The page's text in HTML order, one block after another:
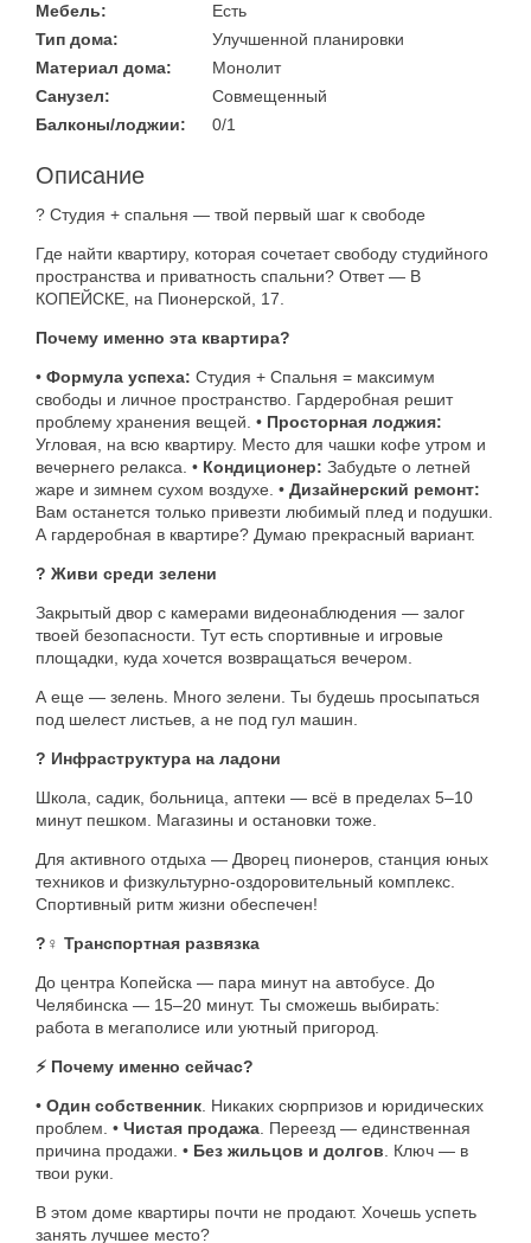
Мебель:
Есть
Тип дома:
Улучшенной планировки
Материал дома:
Монолит
Санузел:
Совмещенный
Балконы/лоджии:
0/1
Описание
? Студия + спальня — твой первый шаг к свободе
Где найти квартиру, которая сочетает свободу студийного
пространства и приватность спальни? Ответ — В
КОПЕЙСКЕ, на Пионерской, 17.
Почему именно эта квартира?
• Формула успеха: Студия + Спальня = максимум
свободы и личное пространство. Гардеробная решит
проблему хранения вещей. • Просторная лоджия:
Угловая, на всю квартиру. Место для чашки кофе утром и
вечернего релакса. • Кондиционер: Забудьте о летней
жаре и зимнем сухом воздухе. • Дизайнерский ремонт:
Вам останется только привезти любимый плед и подушки.
А гардеробная в квартире? Думаю прекрасный вариант.
? Живи среди зелени
Закрытый двор с камерами видеонаблюдения — залог
твоей безопасности. Тут есть спортивные и игровые
площадки, куда хочется возвращаться вечером.
А еще — зелень. Много зелени. Ты будешь просыпаться
под шелест листьев, а не под гул машин.
? Инфраструктура на ладони
Школа, садик, больница, аптеки — всё в пределах 5–10
минут пешком. Магазины и остановки тоже.
Для активного отдыха — Дворец пионеров, станция юных
техников и физкультурно-оздоровительный комплекс.
Спортивный ритм жизни обеспечен!
?‍♀️ Транспортная развязка
До центра Копейска — пара минут на автобусе. До
Челябинска — 15–20 минут. Ты сможешь выбирать:
работа в мегаполисе или уютный пригород.
⚡️ Почему именно сейчас?
• Один собственник . Никаких сюрпризов и юридических
проблем. • Чистая продажа . Переезд — единственная
причина продажи. • Без жильцов и долгов . Ключ — в
твои руки.
В этом доме квартиры почти не продают. Хочешь успеть
занять лучшее место?